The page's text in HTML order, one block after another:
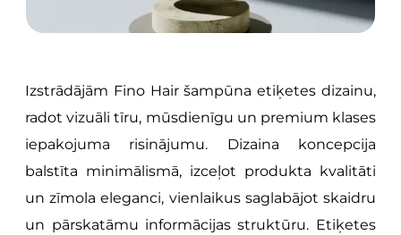
Izstrādājām Fino Hair šampūna etiķetes dizainu,
radot vizuāli tīru, mūsdienīgu un premium klases
iepakojuma risinājumu. Dizaina koncepcija
balstīta minimālismā, izceļot produkta kvalitāti
un zīmola eleganci, vienlaikus saglabājot skaidru
un pārskatāmu informācijas struktūru. Etiķetes